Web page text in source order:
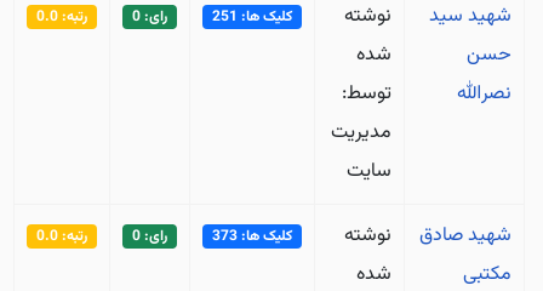
شهید سید
حسن
نصرالله
نوشته
شده
توسط:
مدیریت
سایت
کلیک ها: 251 رای: 0 رتبه: 0.0
شهید صادق
مكتبی
نوشته
شده
کلیک ها: 373 رای: 0 رتبه: 0.0